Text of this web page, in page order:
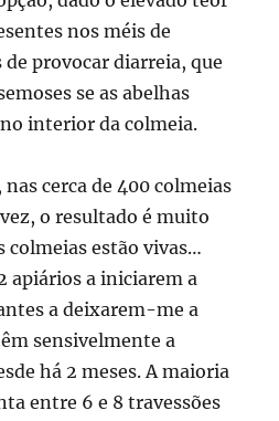
nos méis de
provocar diarreia, que
se as abelhas
interior da colmeia.
cerca de 400 colmeias
o resultado é muito
colmeias estão vivas…
apiários a iniciarem a
a deixarem-me a
sensivelmente a
há 2 meses. A maioria
entre 6 e 8 travessões